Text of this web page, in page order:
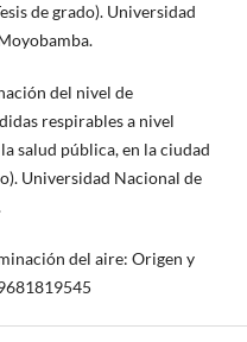
de grado). Universidad
del nivel de
respirables a nivel
salud pública, en la ciudad
Universidad Nacional de
del aire: Origen y